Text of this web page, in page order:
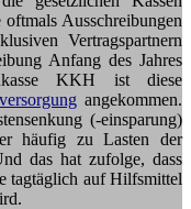
Ausschreibungen
Vertragspartnern
Anfang des Jahres
KKH ist diese
angekommen.
(-einsparung)
häufig zu Lasten der
das hat zufolge, dass
tagtäglich auf Hilfsmittel